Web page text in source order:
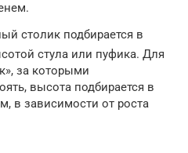
столик подбирается в
стула или пуфика. Для
за которыми
высота подбирается в
в зависимости от роста